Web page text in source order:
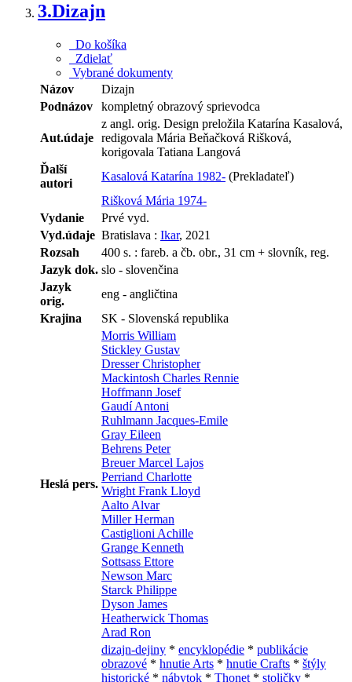
3.Dizajn
Do košíka
Zdielať
Vybrané dokumenty
Názov
Dizajn
Podnázov
kompletný obrazový sprievodca
Aut.údaje
z angl. orig. Design preložila Katarína Kasalová,
redigovala Mária Beňačková Rišková,
korigovala Tatiana Langová
Ďalší
autori
Kasalová Katarína 1982- (Prekladateľ)
Rišková Mária 1974-
Vydanie
Prvé vyd.
Vyd.údaje Bratislava : Ikar, 2021
Rozsah
400 s. : fareb. a čb. obr., 31 cm + slovník, reg.
Jazyk dok. slo - slovenčina
Jazyk
orig.
eng - angličtina
Krajina
SK - Slovenská republika
Heslá pers.
Morris William
Stickley Gustav
Dresser Christopher
Mackintosh Charles Rennie
Hoffmann Josef
Gaudí Antoni
Ruhlmann Jacques-Emile
Gray Eileen
Behrens Peter
Breuer Marcel Lajos
Perriand Charlotte
Wright Frank Lloyd
Aalto Alvar
Miller Herman
Castiglioni Achille
Grange Kenneth
Sottsass Ettore
Newson Marc
Starck Philippe
Dyson James
Heatherwick Thomas
Arad Ron
dizajn-dejiny * encyklopédie * publikácie
obrazové * hnutie Arts * hnutie Crafts * štýly
historické * nábytok * Thonet * stoličky *